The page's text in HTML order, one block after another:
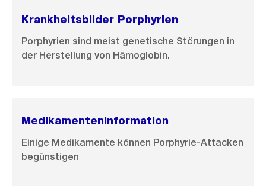
Krankheitsbilder Porphyrien
Porphyrien sind meist genetische Störungen in
der Herstellung von Hämoglobin.
Medikamenteninformation
Einige Medikamente können Porphyrie-Attacken
begünstigen